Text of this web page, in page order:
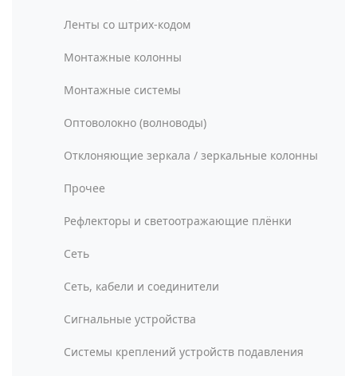
Ленты со штрих-кодом
Монтажные колонны
Монтажные системы
Оптоволокно (волноводы)
Отклоняющие зеркала / зеркальные колонны
Прочее
Рефлекторы и светоотражающие плёнки
Сеть
Сеть, кабели и соединители
Сигнальные устройства
Системы креплений устройств подавления